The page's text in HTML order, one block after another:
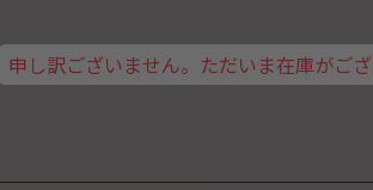
申し訳ございません。ただいま在庫がござ